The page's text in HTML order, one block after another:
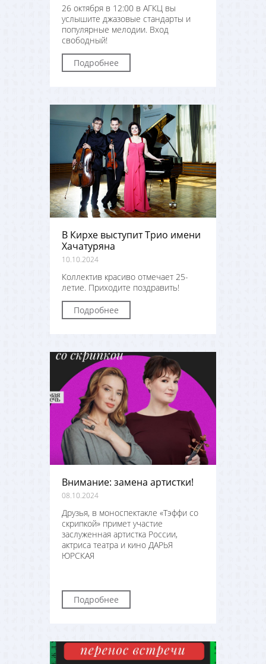
26 октября в 12:00 в АГКЦ вы
услышите джазовые стандарты и
популярные мелодии. Вход
свободный!
Подробнее
В Кирхе выступит Трио имени
Хачатуряна
10.10.2024
Коллектив красиво отмечает 25-
летие. Приходите поздравить!
Подробнее
Внимание: замена артистки!
08.10.2024
Друзья, в моноспектакле «Тэффи со
скрипкой» примет участие
заслуженная артистка России,
актриса театра и кино ДАРЬЯ
ЮРСКАЯ
Подробнее